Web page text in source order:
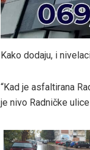
Kako dodaju, i
“Kad je asfaltirana
je nivo Radničke